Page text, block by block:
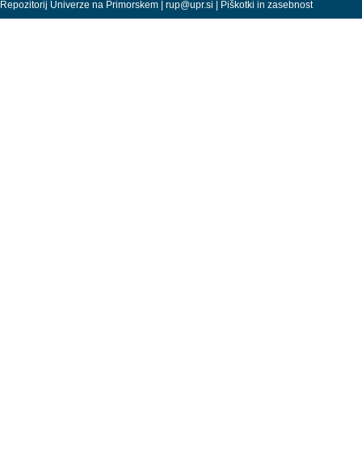
Repozitorij Univerze na Primorskem | rup@upr.si | Piškotki in zasebnost